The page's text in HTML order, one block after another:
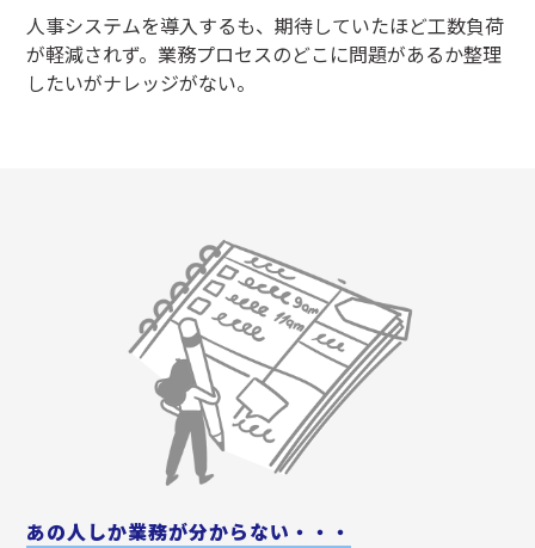
人事システムを導入するも、期待していたほど工数負荷
が軽減されず。業務プロセスのどこに問題があるか整理
したいがナレッジがない。
あの人しか業務が分からない・・・